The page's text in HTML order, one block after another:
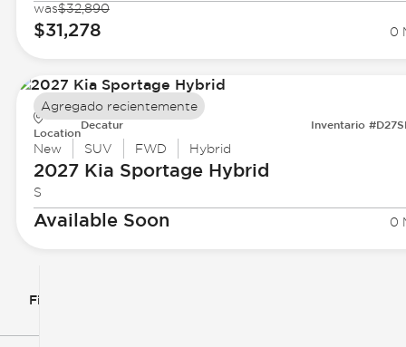
Filtrar por
was$32,890
$31,278 0
Location
Decatur Inventario
New SUV FWD Hybrid
2027 Kia Sportage Hybrid
S
Available Soon 0
Agregado recientemente